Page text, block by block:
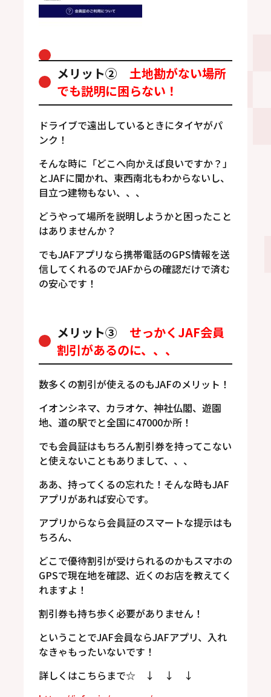
メリット②
土地勘がない場所
でも説明に困らない！
ドライブで遠出しているときにタイヤがパ
ンク！
そんな時に「どこへ向かえば良いですか？」
とJAFに聞かれ、東西南北もわからないし、
目立つ建物もない、、、
どうやって場所を説明しようかと困ったこと
はありませんか？
でもJAFアプリなら携帯電話のGPS情報を送
信してくれるのでJAFからの確認だけで済む
の安心です！
メリット③
せっかくJAF会員
割引があるのに、、、
数多くの割引が使えるのもJAFのメリット！
イオンシネマ、カラオケ、神社仏閣、遊園
地、道の駅でと全国に47000か所！
でも会員証はもちろん割引券を持ってこない
と使えないこともありまして、、、
ああ、持ってくるの忘れた！そんな時もJAF
アプリがあれば安心です。
アプリからなら会員証のスマートな提示はも
ちろん、
どこで優待割引が受けられるのかもスマホの
GPSで現在地を確認、近くのお店を教えてく
れますよ！
割引券も持ち歩く必要がありません！
ということでJAF会員ならJAFアプリ、入れ
なきゃもったいないです！
詳しくはこちらまで☆ ↓ ↓ ↓